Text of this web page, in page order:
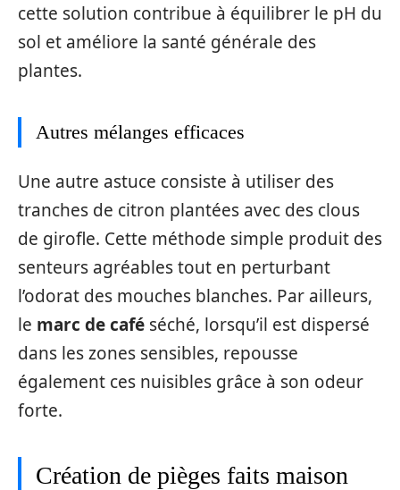
cette solution contribue à équilibrer le pH du
sol et améliore la santé générale des
plantes.
Autres mélanges efficaces
Une autre astuce consiste à utiliser des
tranches de citron plantées avec des clous
de girofle. Cette méthode simple produit des
senteurs agréables tout en perturbant
l’odorat des mouches blanches. Par ailleurs,
le marc de café séché, lorsqu’il est dispersé
dans les zones sensibles, repousse
également ces nuisibles grâce à son odeur
forte.
Création de pièges faits maison